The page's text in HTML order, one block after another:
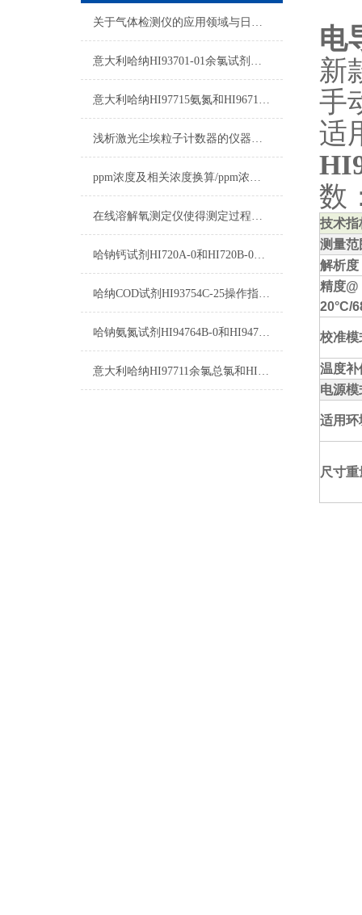
关于气体检测仪的应用领域与日常注意事项
意大利哈纳HI93701-01余氯试剂详细参数及测量原理
意大利哈纳HI97715氨氮和HI96715氨氮区别
浅析激光尘埃粒子计数器的仪器校准实验
ppm浓度及相关浓度换算/ppm浓度换算
在线溶解氧测定仪使得测定过程变得更加简单
哈钠钙试剂HI720A-0和HI720B-0使用方法
哈纳COD试剂HI93754C-25操作指南及测量标准
哈钠氨氮试剂HI94764B-0和HI94764-0测量原理
意大利哈纳HI97711余氯总氯和HI96711余氯总氯的区别
电
新
手
适
数
技术指
测量范
解析度
精度@
20°C/
校准模
温度补
电源模
适用环
尺寸重